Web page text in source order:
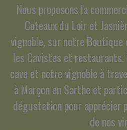
Nous proposons la
Coteaux du Loir et
vignoble, sur notre Boutique
les Cavistes et restaurants.
cave et notre vignoble à
à Marçon en Sarthe et
dégustation pour apprécier
de nos